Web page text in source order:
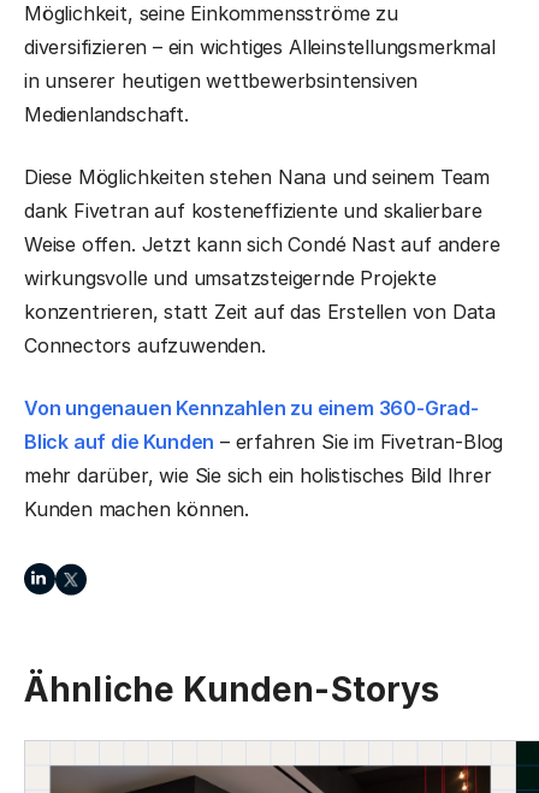
Möglichkeit, seine Einkommensströme zu
diversifizieren – ein wichtiges Alleinstellungsmerkmal
in unserer heutigen wettbewerbsintensiven
Medienlandschaft.
Diese Möglichkeiten stehen Nana und seinem Team
dank Fivetran auf kosteneffiziente und skalierbare
Weise offen. Jetzt kann sich Condé Nast auf andere
wirkungsvolle und umsatzsteigernde Projekte
konzentrieren, statt Zeit auf das Erstellen von Data
Connectors aufzuwenden.
Von ungenauen Kennzahlen zu einem 360-Grad-
Blick auf die Kunden – erfahren Sie im Fivetran-Blog
mehr darüber, wie Sie sich ein holistisches Bild Ihrer
Kunden machen können.
Ähnliche Kunden-Storys